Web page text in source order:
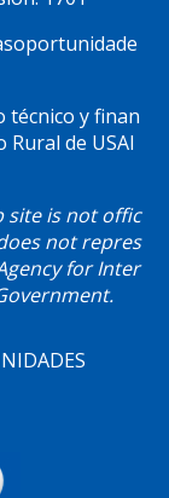
técnico y finan
de USAI
site is not offic
not repres
for Inter